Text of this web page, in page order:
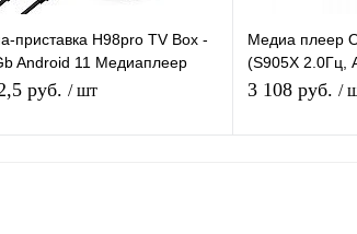
приставка H98pro TV Box -
Android 11 Медиаплеер
tv IPTV OTT приставка 4K
руб. / шт
Медиа плеер
(S905X 2.0Гц,
Flash 8ГБ, Wi-
3 108 руб. /